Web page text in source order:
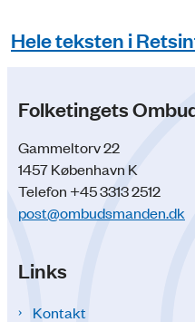
Hele teksten i
Folketingets
Gammeltorv 22
1457 København K
Telefon +45 3313 2512
post@ombudsmanden.dk
Links
Kontakt